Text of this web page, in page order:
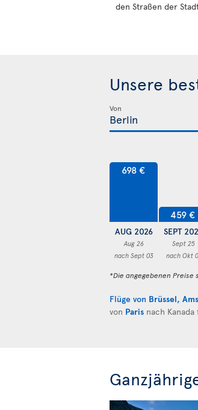
den Straßen der
Unsere
Von
698 €
AUG 2026
Aug 26
nach Sept 03
459 €
SEPT
Sept 25
nach Okt
*Die angegebenen
Flüge von Brüssel,
von Paris nach